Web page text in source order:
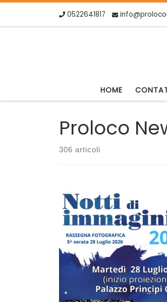
Skip to content0522641817
HOME
Proloco
306 articoli